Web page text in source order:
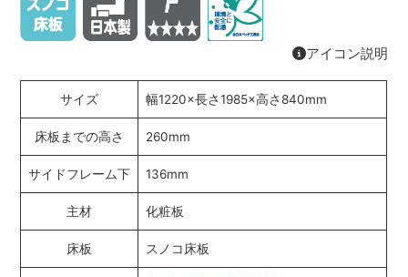
アイコン説明
サイズ 幅1220×長さ1985×高さ840mm
床板までの高さ 260mm
サイドフレーム下 136mm
主材 化粧板
床板 スノコ床板